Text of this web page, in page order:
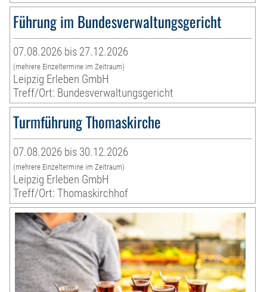
Führung im Bundesverwaltungsgericht
07.08.2026 bis 27.12.2026
(mehrere Einzeltermine im Zeitraum)
Leipzig Erleben GmbH
Treff/Ort: Bundesverwaltungsgericht
Turmführung Thomaskirche
07.08.2026 bis 30.12.2026
(mehrere Einzeltermine im Zeitraum)
Leipzig Erleben GmbH
Treff/Ort: Thomaskirchhof